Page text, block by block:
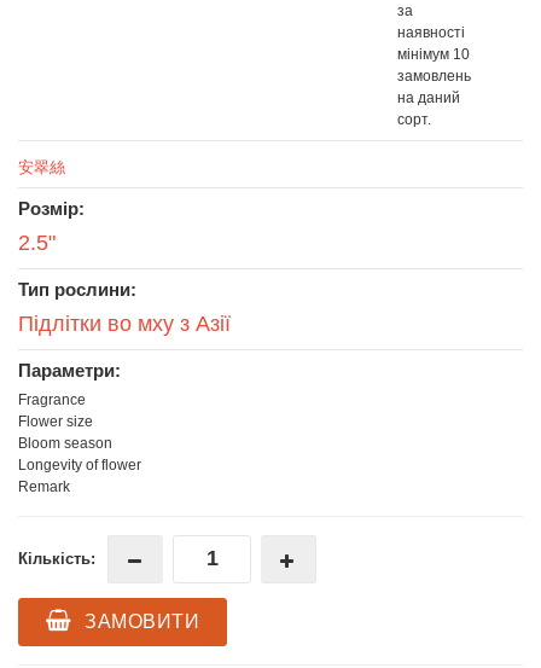
за
наявності
мінімум 10
замовлень
на даний
сорт.
安翠絲
Розмір:
2.5"
Тип рослини:
Підлітки во мху з Азії
Параметри:
Fragrance
Flower size
Bloom season
Longevity of flower
Remark
Кількість:
ЗАМОВИТИ